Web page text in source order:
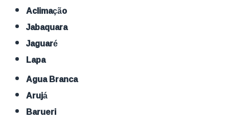
Aclimação
Jabaquara
Jaguaré
Lapa
Agua Branca
Arujá
Barueri